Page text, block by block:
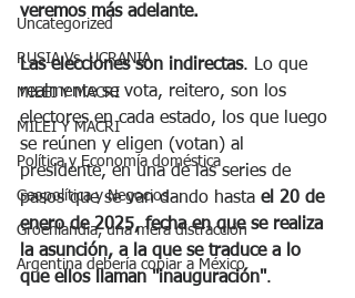
Uncategorized
RUSIA Vs. UCRANIA
MILEI Y MACRI
MILEI Y MACRI
Política y Economía doméstica
Geopolítica y Negocios
Groenlandia, una mera distracción
Argentina debería copiar a México
veremos más adelante.
Las elecciones son indirectas. Lo que
realmente se vota, reitero, son los
electores en cada estado, los que luego
se reúnen y eligen (votan) al
presidente, en una de las series de
pasos que se van dando hasta el 20 de
enero de 2025, fecha en que se realiza
la asunción, a la que se traduce a lo
que ellos llaman "inauguración".